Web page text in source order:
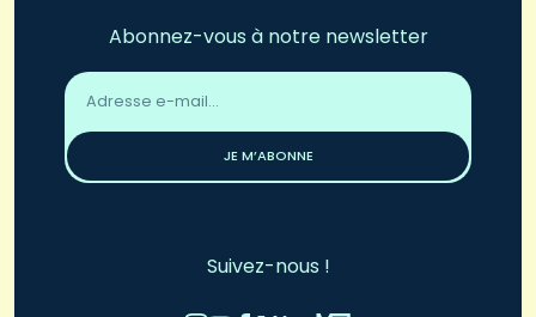
Abonnez-vous à notre newsletter
Adresse
email
JE M’ABONNE
Suivez-nous !